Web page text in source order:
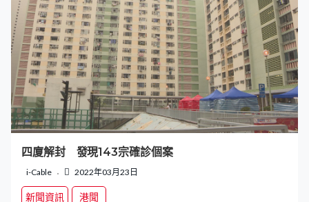
四廈解封 發現143宗確診個案
i-Cable 2022年03月23日
新聞資訊 港聞